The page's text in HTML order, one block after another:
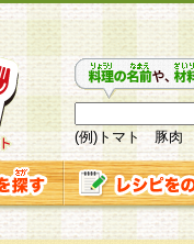
(例)トマト 豚肉